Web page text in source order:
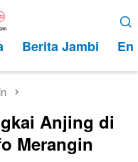
Berita Jambi
Anjing di
Merangin